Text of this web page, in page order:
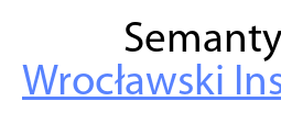
Wrocławski